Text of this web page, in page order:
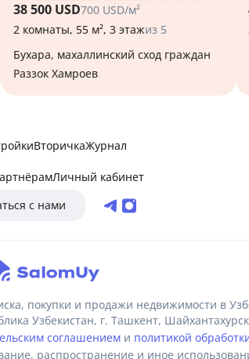
38 500 USD700 USD/м²
2 комнаты, 55 м², 3 этажиз 5
Бухара, махаллинский сход граждан
Раззок Хамроев
ВторичкаЖурнал
Личный кабинет
с нами
покупки и продажи недвижимости в
Узбекистан, г. Ташкент,
соглашениеми политикой
распространение и иное